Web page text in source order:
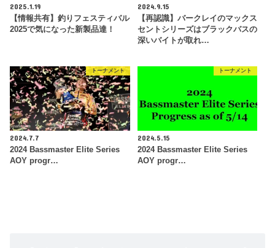
2025.1.19
【情報共有】釣りフェスティバル
2025で気になった新製品達！
2024.9.15
【再認識】バークレイのマックス
セントシリーズはブラックバスの
深いバイトが取れ…
トーナメント
2024.7.7
2024 Bassmaster Elite Series
AOY progr…
トーナメント
2024.5.15
2024 Bassmaster Elite Series
AOY progr…